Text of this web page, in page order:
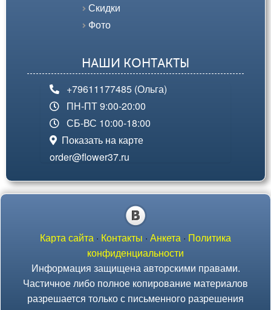
Скидки
Фото
НАШИ КОНТАКТЫ
+79611177485 (Ольга)
ПН-ПТ 9:00-20:00
СБ-ВС 10:00-18:00
Показать на карте
order@flower37.ru
Карта сайта · Контакты · Анкета · Политика
конфиденциальности
Информация защищена авторскими правами.
Частичное либо полное копирование материалов
разрешается только с письменного разрешения